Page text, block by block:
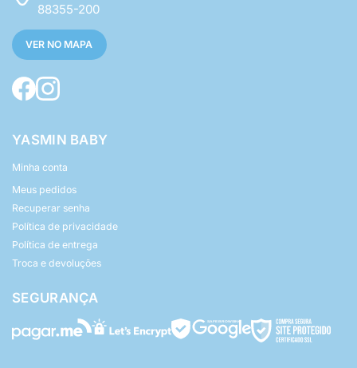
88355-200
VER NO MAPA
YASMIN BABY
Minha conta
Meus pedidos
Recuperar senha
Política de privacidade
Política de entrega
Troca e devoluções
SEGURANÇA